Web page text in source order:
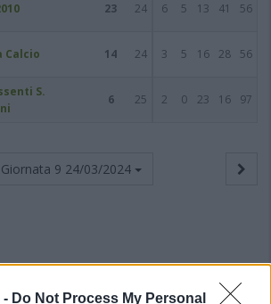
- Do Not Process My Personal
23 24 6 5 13 41 56
Calcio 14 24 3 5 16 28 56
S.
6 25 2 0 23 16 97
Giornata 9 24/03/2024